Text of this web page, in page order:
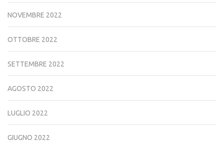
NOVEMBRE 2022
OTTOBRE 2022
SETTEMBRE 2022
AGOSTO 2022
LUGLIO 2022
GIUGNO 2022